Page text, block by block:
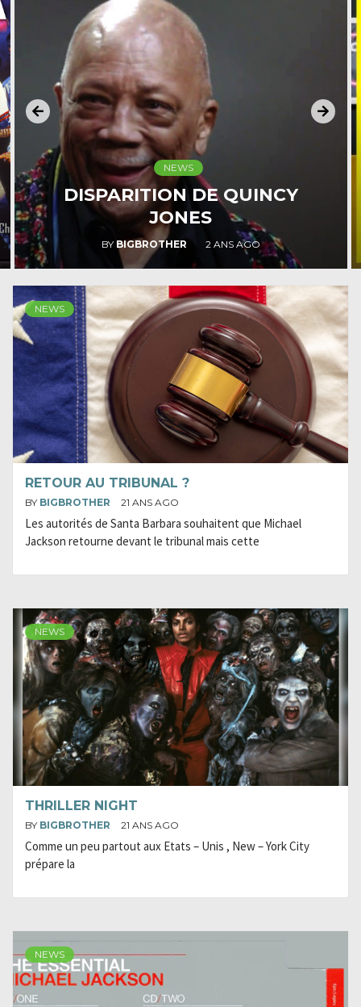
NEWS
MYA SE SOUVIENT DE
MICHAEL
BY BIGBROTHER 2 ANS AGO
NEWS
RETOUR AU TRIBUNAL ?
BY BIGBROTHER 21 ANS AGO
Les autorités de Santa Barbara souhaitent que Michael
Jackson retourne devant le tribunal mais cette
NEWS
THRILLER NIGHT
BY BIGBROTHER 21 ANS AGO
Comme un peu partout aux Etats – Unis , New – York City
prépare la
NEWS